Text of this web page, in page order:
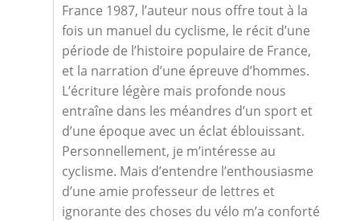
France 1987, l’auteur nous offre tout à la
fois un manuel du cyclisme, le récit d’une
période de l’histoire populaire de France,
et la narration d’une épreuve d’hommes.
L’écriture légère mais profonde nous
entraîne dans les méandres d’un sport et
d’une époque avec un éclat éblouissant.
Personnellement, je m’intéresse au
cyclisme. Mais d’entendre l’enthousiasme
d’une amie professeur de lettres et
ignorante des choses du vélo m’a conforté